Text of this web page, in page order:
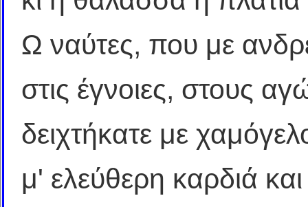
Ω ναύτες, που με
στις έγνοιες, στους
δειχτήκατε με
μ' ελεύθερη καρδιά